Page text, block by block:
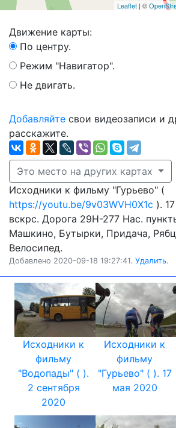
Leaflet | ©
Движение карты:
По центру.
Режим "Навигатор".
Не двигать.
Добавляйте свои видеозаписи и
расскажите.
Это место на других картах
Исходники к фильму "Гурьево" (
https://youtu.be/9v03WVH0X1c ).
вскрс. Дорога 29Н-277 Нас.
Машкино, Бутырки, Придача,
Велосипед.
Добавлено 2020-09-18 19:27:41. Удалить.
Исходники к
фильму
"Водопады" ( ).
2 сентября
2020
Исходники к
фильму
"Гурьево" ( ). 17
мая 2020